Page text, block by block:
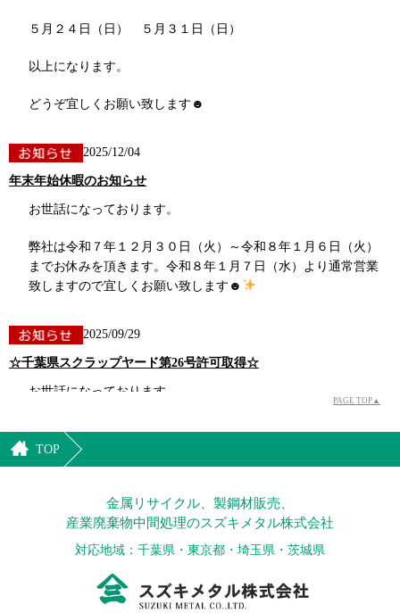
５月２４日（日） ５月３１日（日）
以上になります。
どうぞ宜しくお願い致します☻
2025/12/04
年末年始休暇のお知らせ
お世話になっております。
弊社は令和７年１２月３０日（火）～令和８年１月６日（火）
までお休みを頂きます。令和８年１月７日（水）より通常営業
致しますので宜しくお願い致します☻
2025/09/29
☆千葉県スクラップヤード第26号許可取得☆
お世話になっております。
弊社は令和７年９月２５日 千葉県金属スクラップヤード許可
を取得致しました。
いつも大変お世話になっております。
PAGE TOP▲
TOP
金属リサイクル、製鋼材販売、
産業廃棄物中間処理のスズキメタル株式会社
対応地域：千葉県・東京都・埼玉県・茨城県